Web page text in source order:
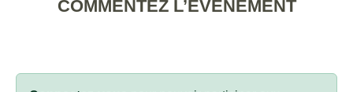
COMMENTEZ L’ÉVÈNEMENT